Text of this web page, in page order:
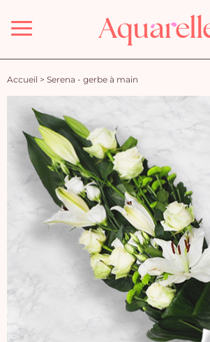
Menu
Accueil > Serena - gerbe à main